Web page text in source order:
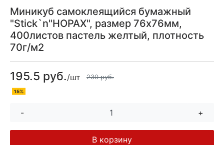
Миникуб самоклеящийся бумажный
"Stick`n"HOPAX", размер 76x76мм,
400листов пастель желтый, плотность
70г/м2
195.5 руб./шт 230 руб.
15%
- +
В корзину